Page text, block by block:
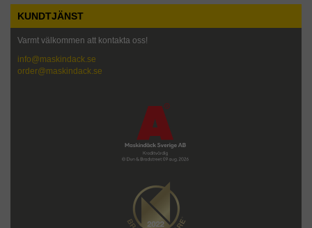
KUNDTJÄNST
Varmt välkommen att kontakta oss!
info@maskindack.se
order@maskindack.se